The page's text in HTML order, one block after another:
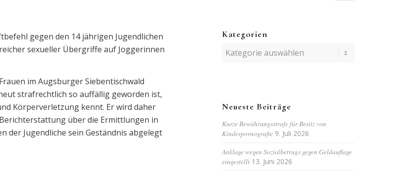
gegen den 14 jährigen Jugendlichen
sexueller Übergriffe auf Joggerinnen
im Augsburger Siebentischwald
strafrechtlich so auffällig geworden ist,
Körperverletzung kennt. Er wird daher
über die Ermittlungen in
der Jugendliche sein Geständnis abgelegt
Kategorien
Kategorien
Neueste Beiträge
Kurze Bewährungsstrafe für Besitz von
Kinderpornografie 9. Juli 2026
Anklage wegen Sozialbetrugs gegen Geldauflage
eingestellt 13. Juni 2026